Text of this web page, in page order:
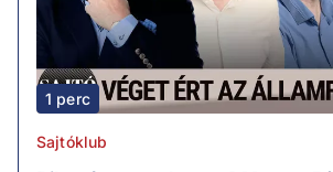
1 perc
Sajtóklub